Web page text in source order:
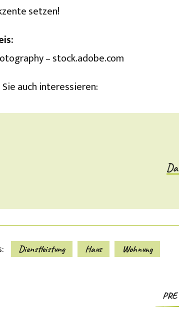
setzen!
– stock.adobe.com
auch interessieren:
Dienstleistung Haus Wohnung